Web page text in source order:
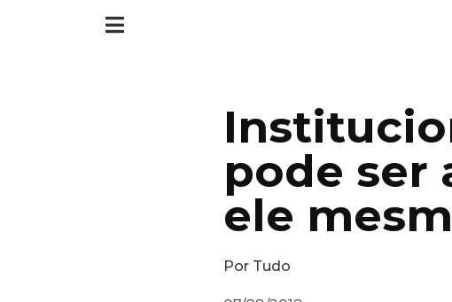
pode ser
ele
Por Tudo